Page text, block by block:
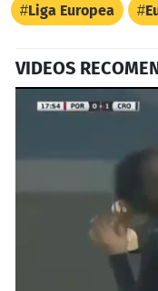
Liga Europea
VIDEOS